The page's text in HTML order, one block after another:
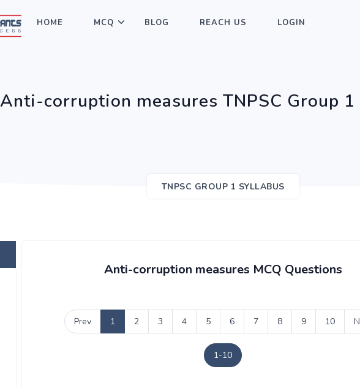
HOME MCQ BLOG REACH US LOGIN
Anti-corruption measures TNPSC Group
TNPSC GROUP 1 SYLLABUS
Anti-corruption measures MCQ Questions
Prev 1 2 3 4 5 6 7 8 9 10
1-10